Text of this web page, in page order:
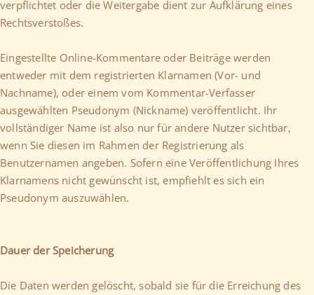
verpflichtet oder die Weitergabe dient zur Aufklärung eines
Rechtsverstoßes.
Eingestellte Online-Kommentare oder Beiträge werden
entweder mit dem registrierten Klarnamen (Vor- und
Nachname), oder einem vom Kommentar-Verfasser
ausgewählten Pseudonym (Nickname) veröffentlicht. Ihr
vollständiger Name ist also nur für andere Nutzer sichtbar,
wenn Sie diesen im Rahmen der Registrierung als
Benutzernamen angeben. Sofern eine Veröffentlichung Ihres
Klarnamens nicht gewünscht ist, empfiehlt es sich ein
Pseudonym auszuwählen.
Dauer der Speicherung
Die Daten werden gelöscht, sobald sie für die Erreichung des